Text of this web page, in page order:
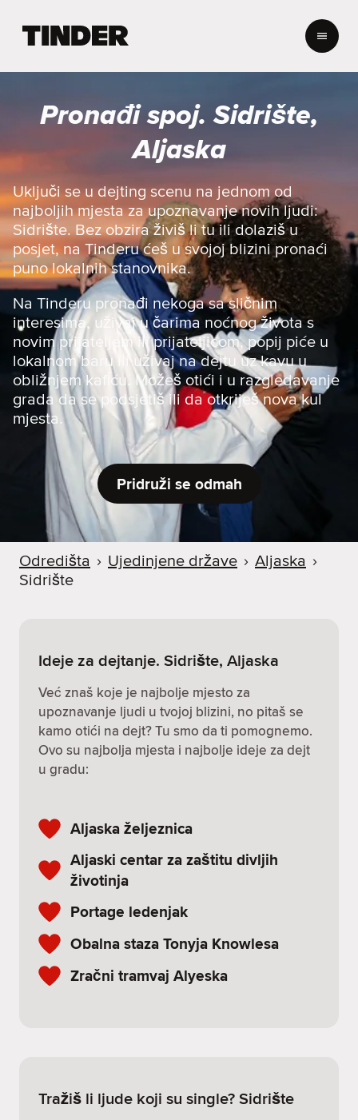
e
r
a
l
o
v
n
i
c
a
Pronađi spoj. Sidrište,
Aljaska
Uključi se u dejting scenu na jednom od
najboljih mjesta za upoznavanje novih ljudi:
Sidrište. Bez obzira živiš li tu ili dolaziš u
posjet, na Tinderu ćeš u svojoj blizini pronaći
puno lokalnih stanovnika.
Na Tinderu pronađi nekoga sa sličnim
interesima, uživaj u čarima noćnog života s
novim prijateljem ili prijateljicom, popij piće u
lokalnom baru ili uživaj na dejtu uz kavu u
obližnjem kafiću. Možeš otići i u razgledavanje
grada da se podsjetiš ili da otkriješ nova kul
mjesta.
Pridruži se odmah
Odredišta › Ujedinjene države › Aljaska ›
Sidrište
Ideje za dejtanje. Sidrište, Aljaska
Već znaš koje je najbolje mjesto za
upoznavanje ljudi u tvojoj blizini, no pitaš se
kamo otići na dejt? Tu smo da ti pomognemo.
Ovo su najbolja mjesta i najbolje ideje za dejt
u gradu:
Aljaska željeznica
Aljaski centar za zaštitu divljih
životinja
Portage ledenjak
Obalna staza Tonyja Knowlesa
Zračni tramvaj Alyeska
Tražiš li ljude koji su single? Sidrište